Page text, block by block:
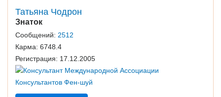
Татьяна Чодрон
Знаток
Сообщений: 2512
Карма: 6748.4
Регистрация: 17.12.2005